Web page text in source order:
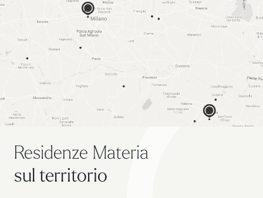
Residenze Materia
sul territorio